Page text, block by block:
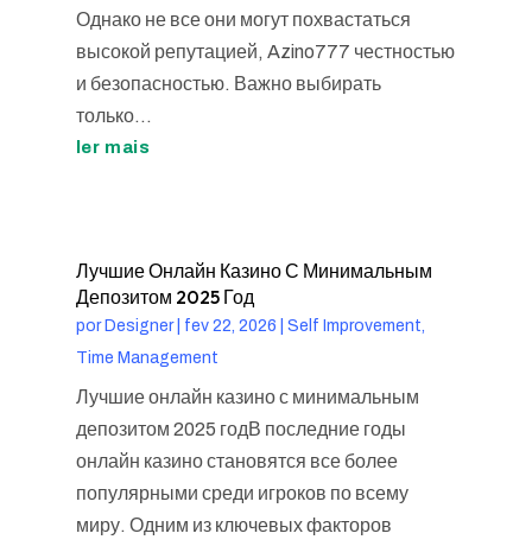
Однако не все они могут похвастаться
высокой репутацией, Azino777 честностью
и безопасностью. Важно выбирать
только...
ler mais
Лучшие Онлайн Казино С Минимальным
Депозитом 2025 Год
por Designer| fev 22, 2026
Self Improvement,
Time Management
Лучшие онлайн казино с минимальным
депозитом 2025 годВ последние годы
онлайн казино становятся все более
популярными среди игроков по всему
миру. Одним из ключевых факторов